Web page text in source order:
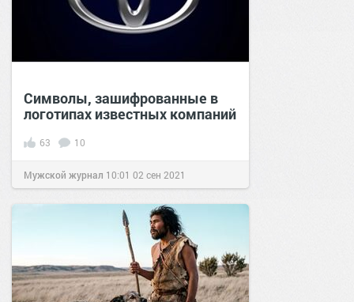
Символы, зашифрованные в
логотипах известных компаний
63 10
Мужской журнал 10:01 02 сен 2021